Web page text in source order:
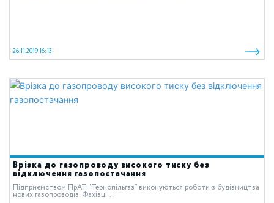
26.11.2019 16:13
Врізка до газопроводу високого тиску без
відключення газопостачання
Підприємством ПрАТ “Тернопільгаз” виконуються роботи з будівництва
нових газопроводів. Фахівці...